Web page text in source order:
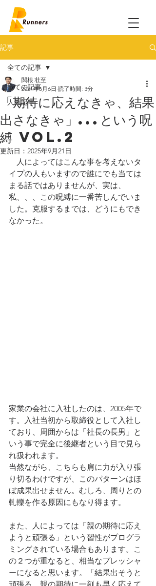
記事
全ての記事
人気記事
全ての記事
「期待に応えなきゃ、結果
出さなきゃ」...という呪
縛 Vol.2
関根 壮至
2021年6月6日 読了時間: 3分
更新日： 2025年9月21日
人によってはこんな事を考えないタ
イプの人もいますので誰にでも当ては
まる話ではありませんが、実は、
私、、、この呪縛に一番苦しんでいま
した。克服するまでは、どうにもでき
なかった。
家業の会社に入社したのは、2005年で
す。入社当初から取締役として入社し
ており、周囲からは「社長の長男」と
いう事で完全に後継者という目で見ら
れ扱われます。
当然ながら、こちらも肩に力が入り張
り切るわけですが、このパターンはほ
ぼ成果出せません。むしろ、周りとの
軋轢を作る原因にもなり得ます。
また、人によっては「親の期待に応え
ようと頑張る」という習性がプログラ
ミングされている場合もあります。こ
の２つが重なると、相当なプレッシャ
ーになると思います。「結果出そうと